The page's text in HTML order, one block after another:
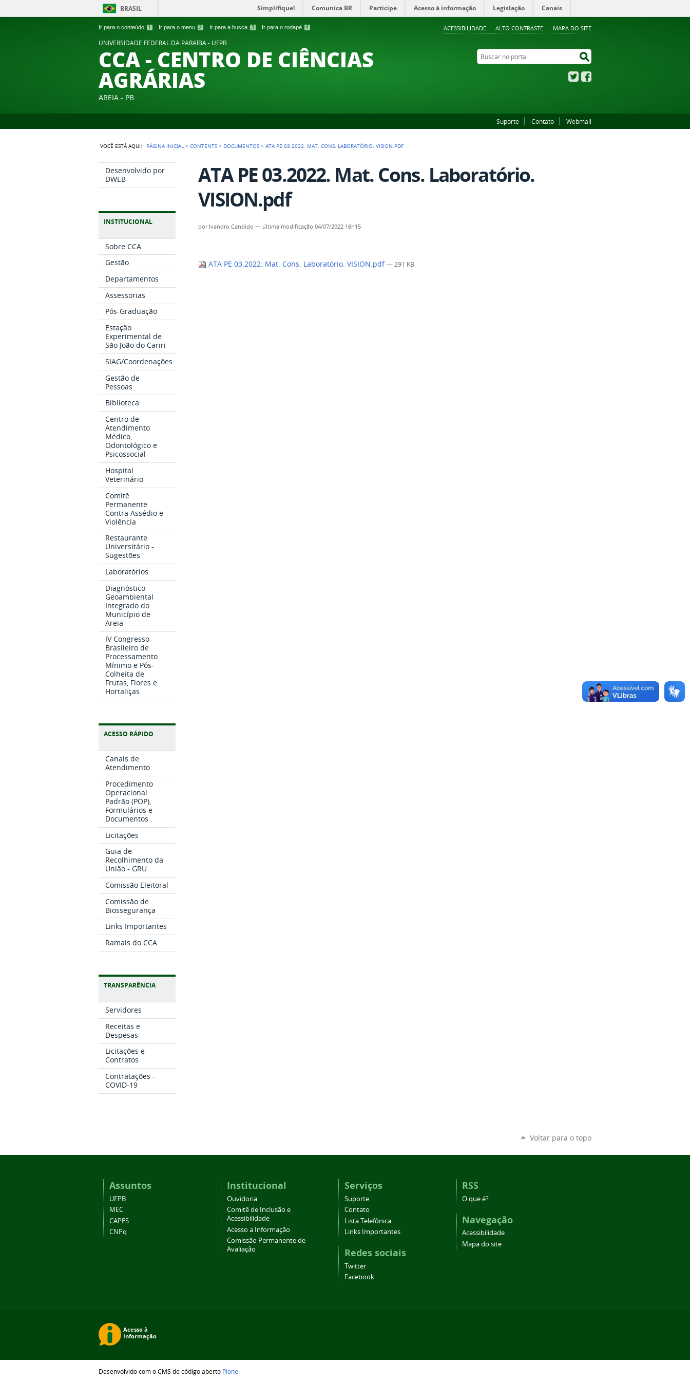
Ir para o conteúdo 1 Ir para o menu 2 Ir para a busca 3 Ir para o rodapé 4 ACESSIBILIDADE ALTO CONTRASTE MAPA DO SITE
BRASIL Simplifique! Comunica BR Participe Acesso à informação Legislação Canais
UNIVERSIDADE FEDERAL DA PARAÍBA - UFPB
CCA - CENTRO DE CIÊNCIAS
AGRÁRIAS
AREIA - PB
Buscar no portal
Twitter
Suporte Contato Webmail
VOCÊ ESTÁ AQUI: PÁGINA INICIAL >CONTENTS > DOCUMENTOS >ATA PE 03.2022. MAT. CONS. LABORATÓRIO. VISION.PDF
Desenvolvido por
DWEB
INSTITUCIONAL
Sobre CCA
Gestão
Departamentos
Assessorias
Pós-Graduação
Estação
Experimental de
São João do Cariri
SIAG/Coordenações
Gestão de
Pessoas
Biblioteca
Centro de
Atendimento
Médico,
Odontológico e
Psicossocial
Hospital
Veterinário
Comitê
Permanente
Contra Assédio e
Violência
Restaurante
Universitário -
Sugestões
Laboratórios
Diagnóstico
Geoambiental
Integrado do
Município de
Areia
IV Congresso
Brasileiro de
Processamento
Mínimo e Pós-
Colheita de
Frutas, Flores e
Hortaliças
ACESSO RÁPIDO
Canais de
Atendimento
Procedimento
Operacional
Padrão (POP),
Formulários e
Documentos
Licitações
Guia de
Recolhimento da
União - GRU
Comissão Eleitoral
Comissão de
Biossegurança
Links Importantes
Ramais do CCA
TRANSPARÊNCIA
Servidores
Receitas e
Despesas
Licitações e
Contratos
Contratações -
COVID-19
ATA PE 03.2022. Mat. Cons. Laboratório.
VISION.pdf
por Ivandro Candido — última modificação 04/07/2022 16h15
ATA PE 03.2022. Mat. Cons. Laboratório. VISION.pdf— 291 KB
Voltar para o topo
Assuntos
UFPB
MEC
CAPES
CNPq
Institucional
Ouvidoria
Comitê de Inclusão e
Acessibilidade
Acesso a Informação
Comissão Permanente de
Avaliação
Serviços
Suporte
Contato
Lista Telefônica
Links Importantes
Redes sociais
Twitter
Facebook
RSS
O que é?
Navegação
Acessibilidade
Mapa do site
Desenvolvido com o CMS de código aberto Plone